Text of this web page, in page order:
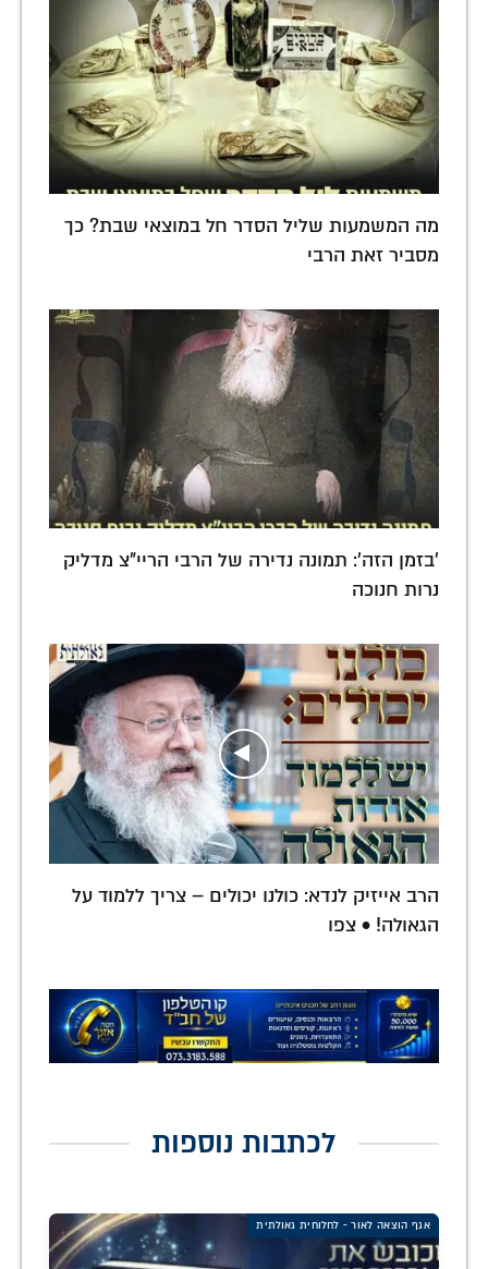
מה המשמעות שליל הסדר חל במוצאי שבת? כך
מסביר זאת הרבי
'בזמן הזה': תמונה נדירה של הרבי הריי"צ מדליק
נרות חנוכה
הרב אייזיק לנדא: כולנו יכולים – צריך ללמוד על
הגאולה! • צפו
לכתבות נוספות
אגף הוצאה לאור - לחלוחית גאולתית